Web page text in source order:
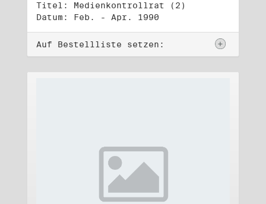
Titel: Medienkontrollrat (2)
Datum: Feb. - Apr. 1990
Auf Bestellliste setzen: